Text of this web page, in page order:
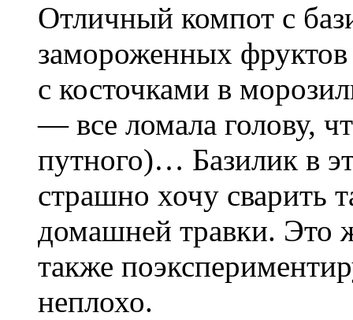
Отличный компот с
замороженных фруктов
с косточками в
— все ломала голову,
путного)… Базилик в
страшно хочу сварить
домашней травки. Это
также
неплохо.